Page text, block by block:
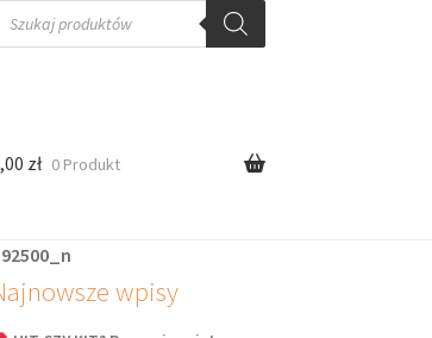
produktów
zł 0 Produkt
wpisy